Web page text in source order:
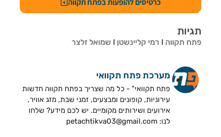
כרטיסים להופעות בפתח תקווה
תגיות
פתח תקווה רמי קליינשטן שמואל זלצר
מערכת פתח תקוואי
פתח תקוואי" - כל מה שצריך בפתח תקווה חדשות
עירוניות, קופונים ומבצעים, זמני שבת, מזג אוויר,
אירועים ושירותים מקומיים. יש לכם מידע? שלחו
לנו: petachtikva03@gmail.com